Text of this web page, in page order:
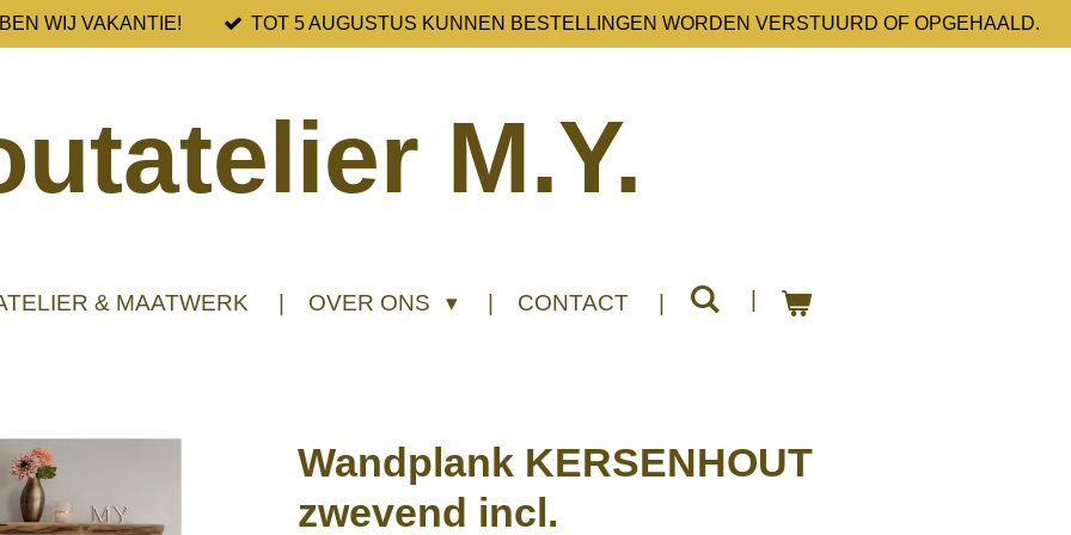
WIJ VAKANTIE! TOT 5 AUGUSTUS KUNNEN BESTELLINGEN WORDEN VERSTUURD OF OPGEHAALD.
M.Y.
& MAATWERK OVER ONS CONTACT
Wandplank KERSENHOUT
zwevend incl.